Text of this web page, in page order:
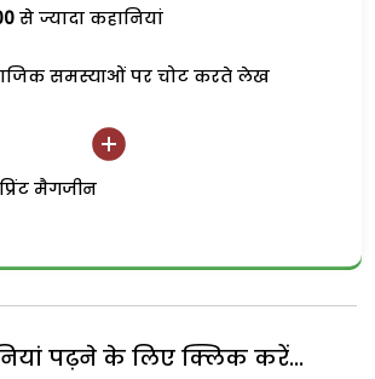
से ज्यादा कहानियां
समस्याओं पर चोट करते लेख
प्रिंट मैगजीन
पढ़ने के लिए क्लिक करें...